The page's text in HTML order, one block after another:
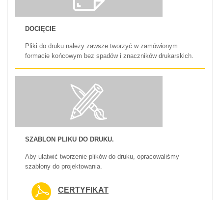
DOCIĘCIE
Pliki do druku należy zawsze tworzyć w zamówionym
formacie końcowym bez spadów i znaczników drukarskich.
SZABLON PLIKU DO DRUKU.
Aby ułatwić tworzenie plików do druku, opracowaliśmy
szablony do projektowania.
CERTYFIKAT